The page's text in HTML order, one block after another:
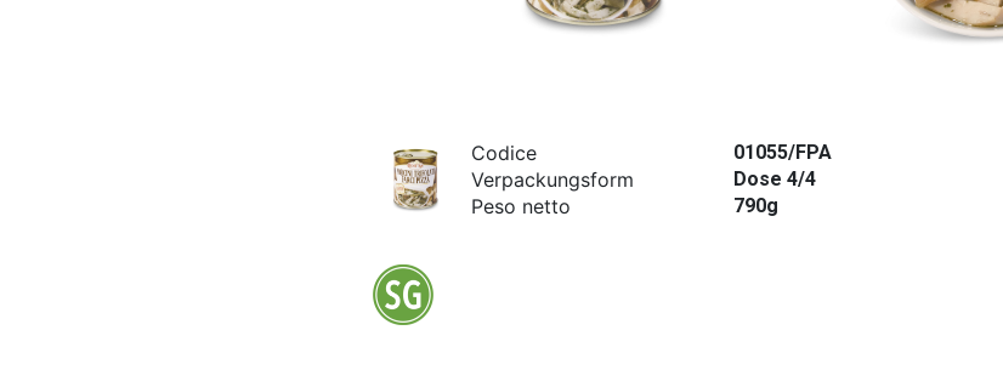
Codice 01055/FPA
Verpackungsform Dose 4/4
Peso netto 790g